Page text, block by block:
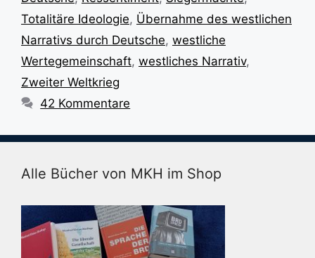
Totalitäre Ideologie, Übernahme des westlichen
Narrativs durch Deutsche, westliche
Wertegemeinschaft, westliches Narrativ,
Zweiter Weltkrieg
42 Kommentare
Alle Bücher von MKH im Shop